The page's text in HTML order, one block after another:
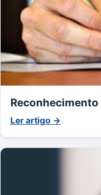
Ler artigo →